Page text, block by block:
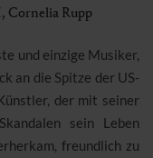
Cornelia Rupp
und einzige Musiker,
an die Spitze der US-
der mit seiner
sein Leben
freundlich zu